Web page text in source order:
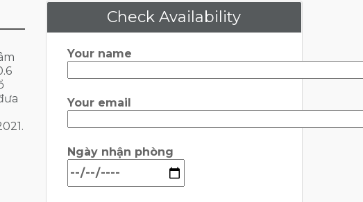
Check Availability
Your name
Your email
Ngày nhận phòng